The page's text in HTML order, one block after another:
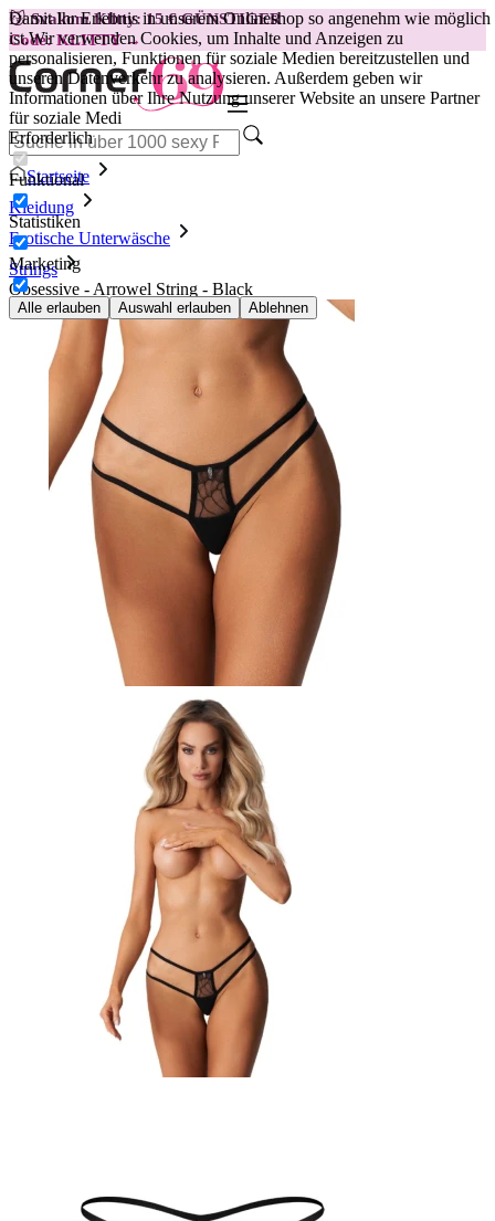
Damit Ihr Erlebnis in unserem Onlineshop so angenehm wie möglich
ist.Wir verwenden Cookies, um Inhalte und Anzeigen zu
personalisieren, Funktionen für soziale Medien bereitzustellen und
unseren Datenverkehr zu analysieren. Außerdem geben wir
Informationen über Ihre Nutzung unserer Website an unsere Partner
für soziale Medi
Erforderlich
Funktional
Statistiken
Marketing
Alle erlauben Auswahl erlauben Ablehnen
😽Svakom Klitty: 15 € GÜNSTIGER
Code: KLITTY →
Startseite
Kleidung
Erotische Unterwäsche
Strings
Obsessive - Arrowel String - Black